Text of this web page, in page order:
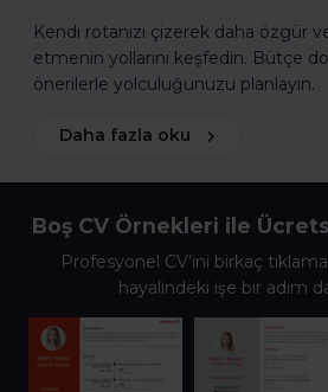
Kendi rotanızı çizerek daha özgür
etmenin yollarını keşfedin. Bütçe
önerilerle yolculuğunuzu planlayın.
Daha fazla oku
Boş CV Örnekleri ile
Profesyonel CV’ini birkaç
hayalindeki işe bir adım